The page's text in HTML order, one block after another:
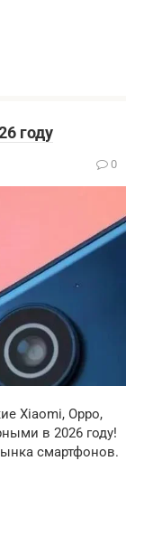
году
0
Xiaomi, Oppo,
в 2026 году!
смартфонов.